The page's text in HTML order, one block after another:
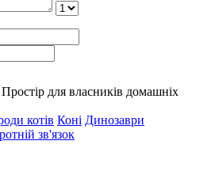
для власників домашніх
котів Коні Динозаври
зв'язок